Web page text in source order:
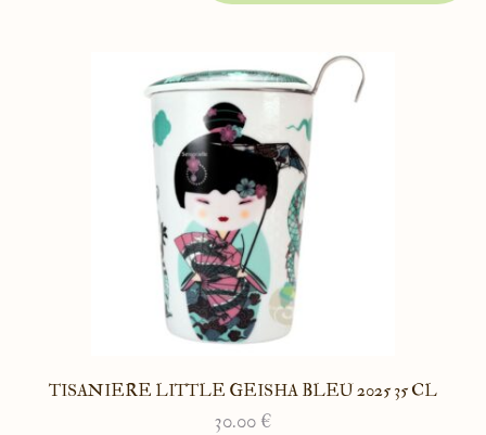
TISANIERE LITTLE GEISHA BLEU 2025 35 CL
30.00 €